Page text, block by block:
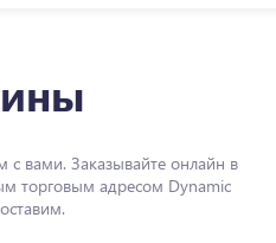
вами. Заказывайте онлайн в
торговым адресом Dynamic